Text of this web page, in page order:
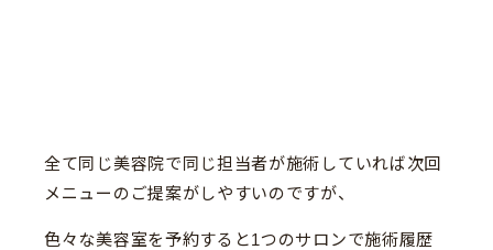
全て同じ美容院で同じ担当者が施術していれば次回
メニューのご提案がしやすいのですが、
色々な美容室を予約すると1つのサロンで施術履歴